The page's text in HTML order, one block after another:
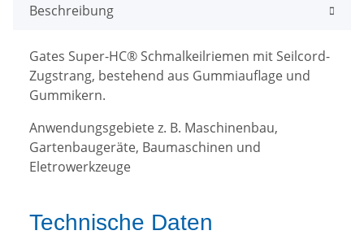
Beschreibung
Gates Super-HC® Schmalkeilriemen mit Seilcord-
Zugstrang, bestehend aus Gummiauflage und
Gummikern.
Anwendungsgebiete z. B. Maschinenbau,
Gartenbaugeräte, Baumaschinen und
Eletrowerkzeuge
Technische Daten